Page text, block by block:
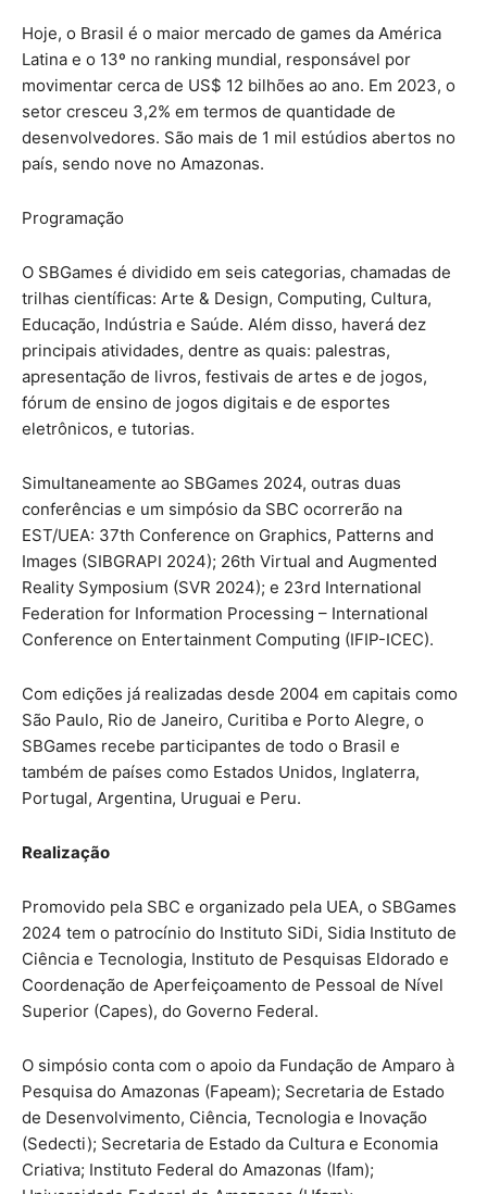
Hoje, o Brasil é o maior mercado de games da América
Latina e o 13º no ranking mundial, responsável por
movimentar cerca de US$ 12 bilhões ao ano. Em 2023, o
setor cresceu 3,2% em termos de quantidade de
desenvolvedores. São mais de 1 mil estúdios abertos no
país, sendo nove no Amazonas.
Programação
O SBGames é dividido em seis categorias, chamadas de
trilhas científicas: Arte & Design, Computing, Cultura,
Educação, Indústria e Saúde. Além disso, haverá dez
principais atividades, dentre as quais: palestras,
apresentação de livros, festivais de artes e de jogos,
fórum de ensino de jogos digitais e de esportes
eletrônicos, e tutorias.
Simultaneamente ao SBGames 2024, outras duas
conferências e um simpósio da SBC ocorrerão na
EST/UEA: 37th Conference on Graphics, Patterns and
Images (SIBGRAPI 2024); 26th Virtual and Augmented
Reality Symposium (SVR 2024); e 23rd International
Federation for Information Processing – International
Conference on Entertainment Computing (IFIP-ICEC).
Com edições já realizadas desde 2004 em capitais como
São Paulo, Rio de Janeiro, Curitiba e Porto Alegre, o
SBGames recebe participantes de todo o Brasil e
também de países como Estados Unidos, Inglaterra,
Portugal, Argentina, Uruguai e Peru.
Realização
Promovido pela SBC e organizado pela UEA, o SBGames
2024 tem o patrocínio do Instituto SiDi, Sidia Instituto de
Ciência e Tecnologia, Instituto de Pesquisas Eldorado e
Coordenação de Aperfeiçoamento de Pessoal de Nível
Superior (Capes), do Governo Federal.
O simpósio conta com o apoio da Fundação de Amparo à
Pesquisa do Amazonas (Fapeam); Secretaria de Estado
de Desenvolvimento, Ciência, Tecnologia e Inovação
(Sedecti); Secretaria de Estado da Cultura e Economia
Criativa; Instituto Federal do Amazonas (Ifam);